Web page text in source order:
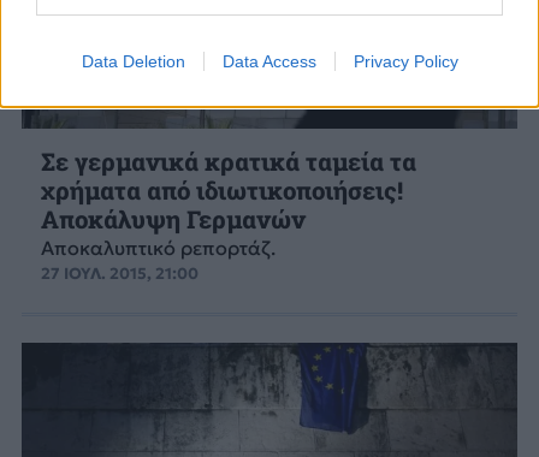
Data Deletion Data Access Privacy Policy
Σε γερμανικά κρατικά ταμεία τα
χρήματα από ιδιωτικοποιήσεις!
Αποκάλυψη Γερμανών
Αποκαλυπτικό ρεπορτάζ.
27 ΙΟΥΛ. 2015, 21:00